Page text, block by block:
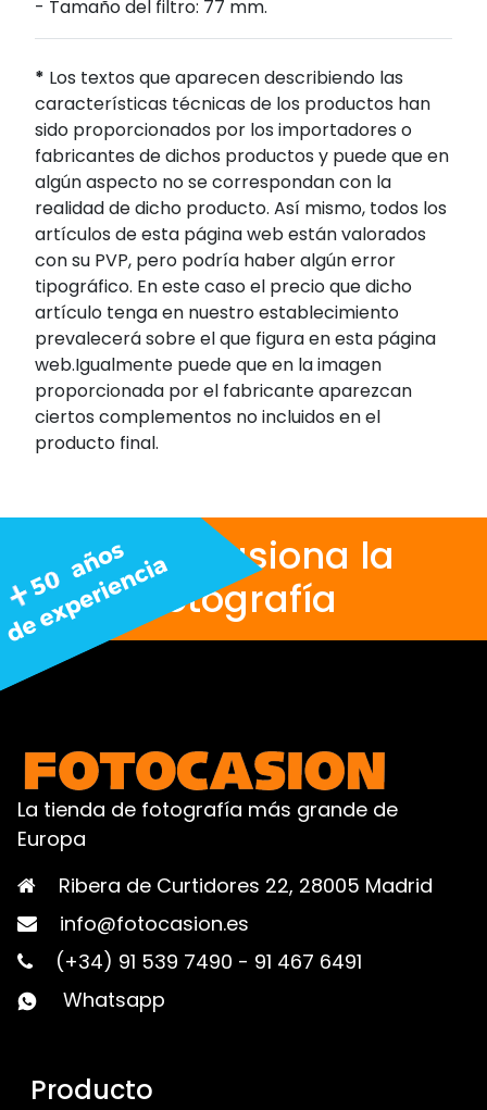
- Tamaño del filtro: 77 mm.
* Los textos que aparecen describiendo las
características técnicas de los productos han
sido proporcionados por los importadores o
fabricantes de dichos productos y puede que en
algún aspecto no se correspondan con la
realidad de dicho producto. Así mismo, todos los
artículos de esta página web están valorados
con su PVP, pero podría haber algún error
tipográfico. En este caso el precio que dicho
artículo tenga en nuestro establecimiento
prevalecerá sobre el que figura en esta página
web.Igualmente puede que en la imagen
proporcionada por el fabricante aparezcan
ciertos complementos no incluidos en el
producto final.
Nos apasiona la
fotografía
La tienda de fotografía más grande de
Europa
Ribera de Curtidores 22, 28005 Madrid
info@fotocasion.es
(+34) 91 539 7490 - 91 467 6491
Whatsapp
Producto